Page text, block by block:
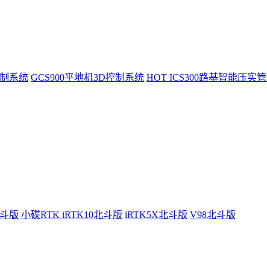
系统 GCS900平地机3D控制系统 HOT ICS300路基智能压实
版 小碟RTK iRTK10北斗版 iRTK5X北斗版 V98北斗版